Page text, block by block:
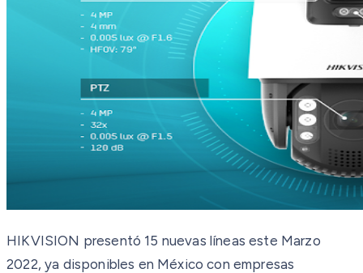
HIKVISION presentó 15 nuevas líneas este Marzo
2022, ya disponibles en México con empresas